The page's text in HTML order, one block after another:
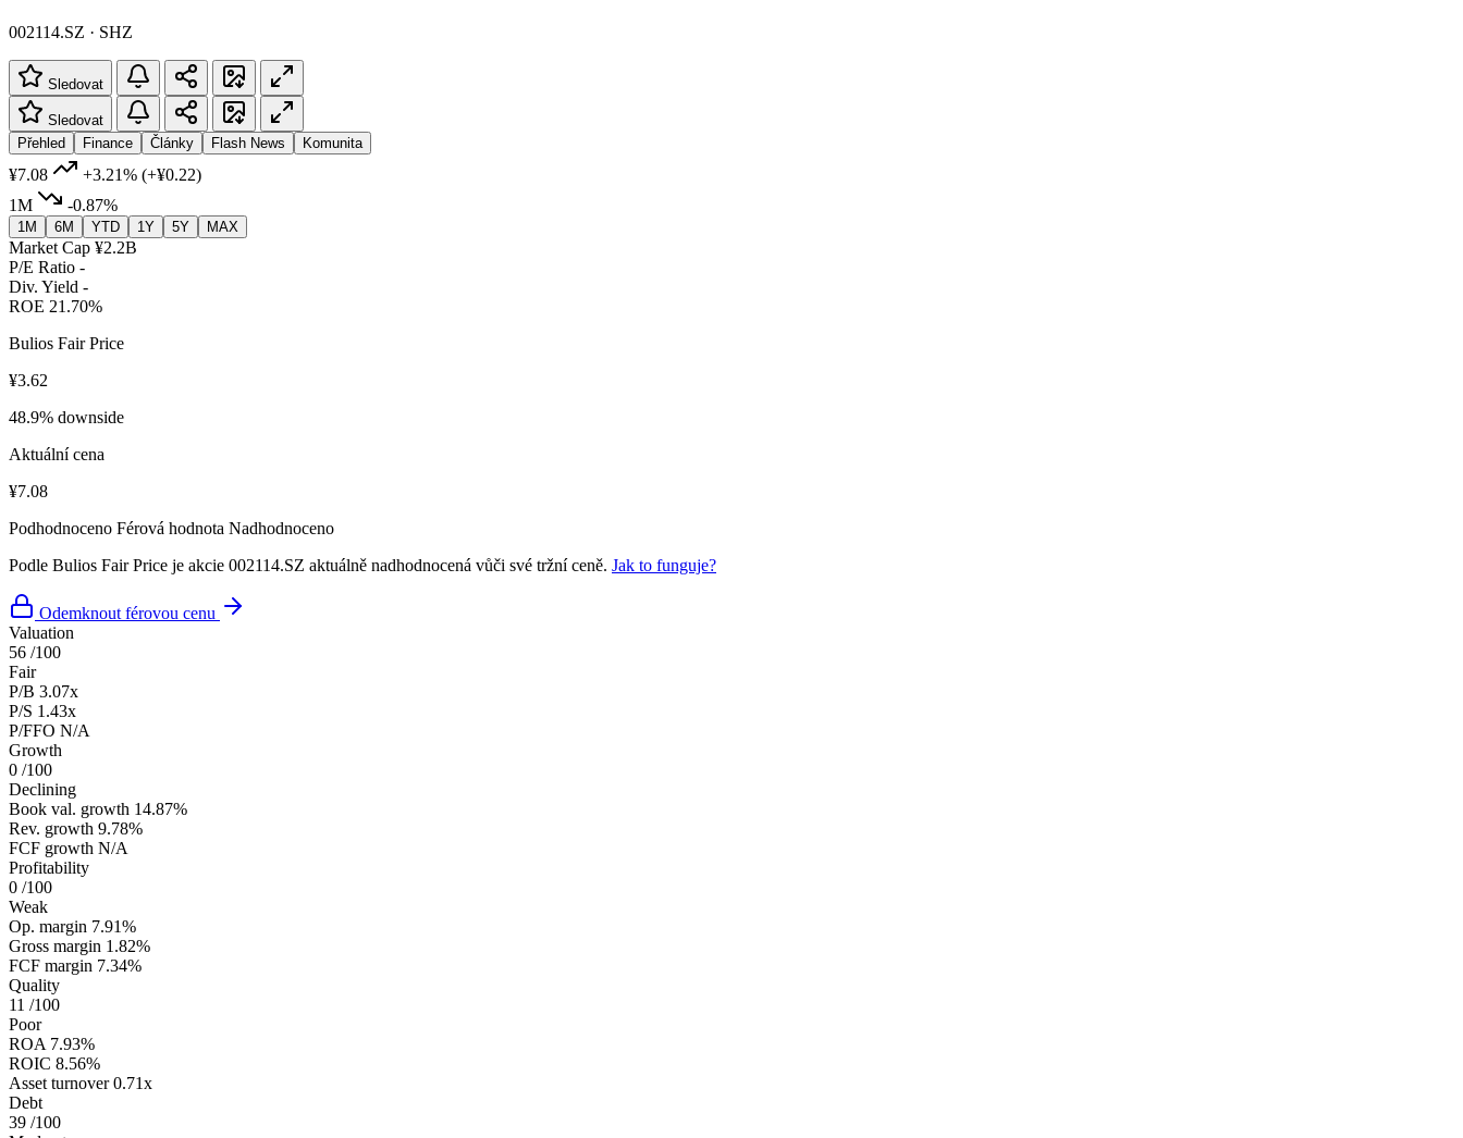
002114.SZ · SHZ
Sledovat
Sledovat
Přehled
Finance Články Flash News Komunita
¥7.08 +3.21% (+¥0.22)
1M
-0.87%
1M 6M YTD 1Y 5Y MAX
Market Cap ¥2.2B
P/E Ratio -
Div. Yield -
ROE 21.70%
Bulios Fair Price
¥3.62
48.9% downside
Aktuální cena
¥7.08
Podhodnoceno Férová hodnota Nadhodnoceno
Podle Bulios Fair Price je akcie 002114.SZ aktuálně nadhodnocená vůči své tržní ceně. Jak to funguje?
Odemknout férovou cenu
Valuation
56 /100
Fair
P/B 3.07x
P/S 1.43x
P/FFO N/A
Growth
0 /100
Declining
Book val. growth 14.87%
Rev. growth 9.78%
FCF growth N/A
Profitability
0 /100
Weak
Op. margin 7.91%
Gross margin 1.82%
FCF margin 7.34%
Quality
11 /100
Poor
ROA 7.93%
ROIC 8.56%
Asset turnover 0.71x
Debt
39 /100